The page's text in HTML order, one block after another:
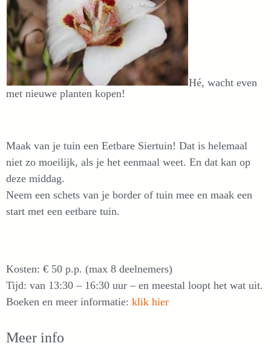
Hé, wacht even
met nieuwe planten kopen!
Maak van je tuin een Eetbare Siertuin! Dat is helemaal
niet zo moeilijk, als je het eenmaal weet. En dat kan op
deze middag.
Neem een schets van je border of tuin mee en maak een
start met een eetbare tuin.
Kosten: € 50 p.p. (max 8 deelnemers)
Tijd: van 13:30 – 16:30 uur – en meestal loopt het wat uit.
Boeken en meer informatie: klik hier
Meer info